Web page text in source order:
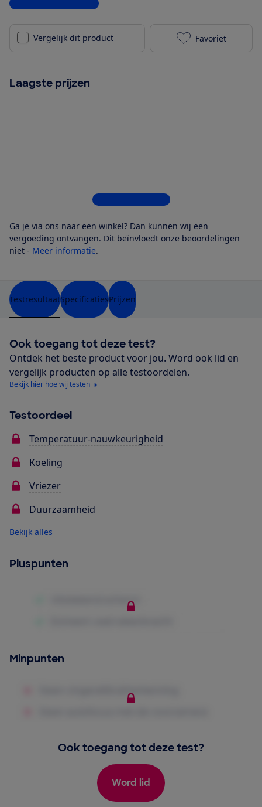
Bekijk alle specificaties
Vergelijk dit product Miele KDN
Favoriet
Laagste prijzen
Bekijk alle 5 winkels
Ga je via ons naar een winkel? Dan kunnen wij een
vergoeding ontvangen. Dit beïnvloedt onze beoordelingen
niet - Meer informatie.
TestresultaatSpecificatiesPrijzen
Ook toegang tot deze test?
Ontdek het beste product voor jou. Word ook lid en
vergelijk producten op alle testoordelen.
Bekijk hier hoe wij testen
Testoordeel
Temperatuur-nauwkeurigheid
Koeling
Vriezer
Duurzaamheid
Bekijk alles
Pluspunten
Minpunten
Ook toegang tot deze test?
Word lid